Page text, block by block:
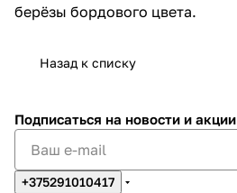
берёзы бордового цвета.
Назад к списку
Подписаться на новости и акции
+375291010417